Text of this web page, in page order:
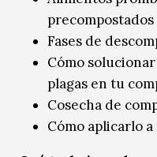
precompostados
Fases de
Cómo
plagas en tu
Cosecha de
Cómo aplicarlo